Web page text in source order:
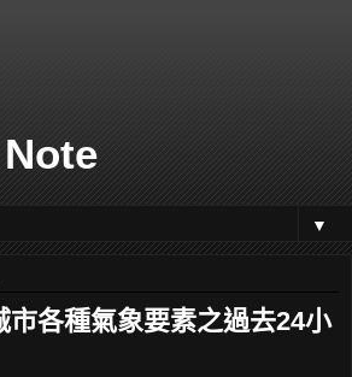
▼
市各種氣象要素之過去24小